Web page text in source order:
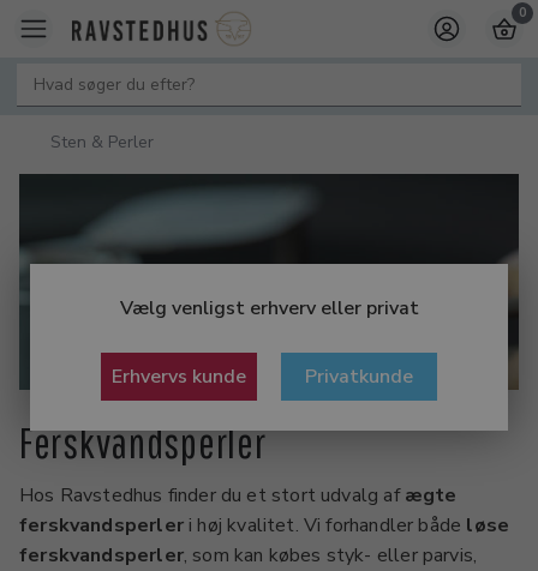
Vælg venligst erhverv eller privat
Erhvervs kunde Privatkunde
0
Sten & Perler
Ferskvandsperler
Hos Ravstedhus finder du et stort udvalg afægte
ferskvandsperleri høj kvalitet. Vi forhandler både løse
ferskvandsperler, som kan købes styk- eller parvis,